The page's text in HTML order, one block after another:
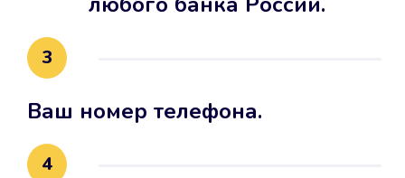
3
Ваш номер телефона.
4